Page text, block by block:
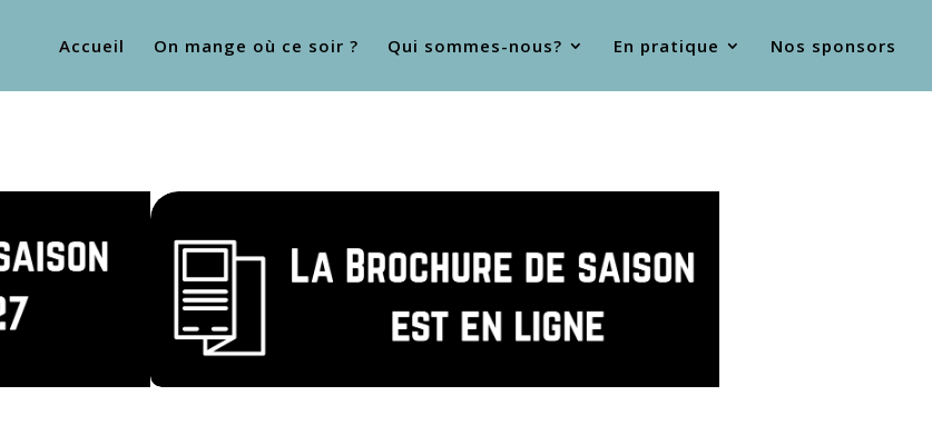
Accueil On mange où ce soir ? Qui sommes-nous? En pratique Nos sponsors